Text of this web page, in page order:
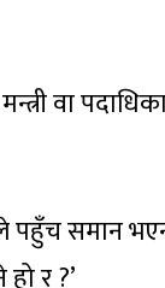
वा
पहुँच समान
र ?’